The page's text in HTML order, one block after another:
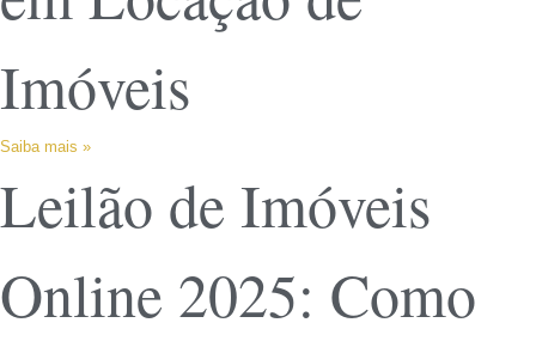
Imóveis
Saiba mais »
Leilão de Imóveis
Online 2025: Como